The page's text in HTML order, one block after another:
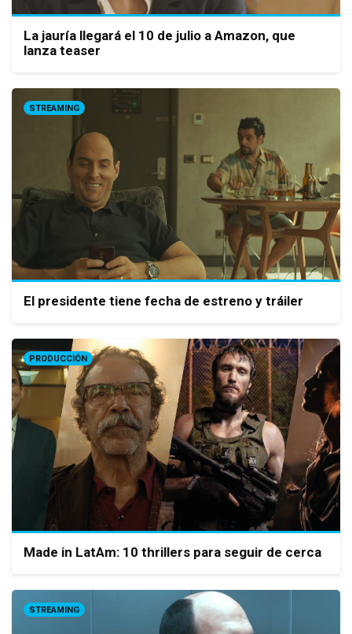
La jauría llegará el 10 de julio a Amazon, que
lanza teaser
STREAMING
El presidente tiene fecha de estreno y tráiler
PRODUCCIÓN
Made in LatAm: 10 thrillers para seguir de cerca
STREAMING